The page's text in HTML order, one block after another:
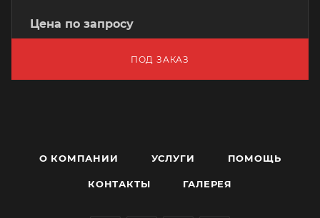
Цена по запросу
ПОД ЗАКАЗ
О КОМПАНИИ УСЛУГИ ПОМОЩЬ
КОНТАКТЫ ГАЛЕРЕЯ